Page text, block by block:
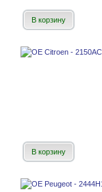
В корзину
В корзину